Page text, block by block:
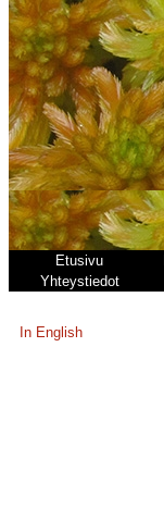
Etusivu
Yhteystiedot
In English